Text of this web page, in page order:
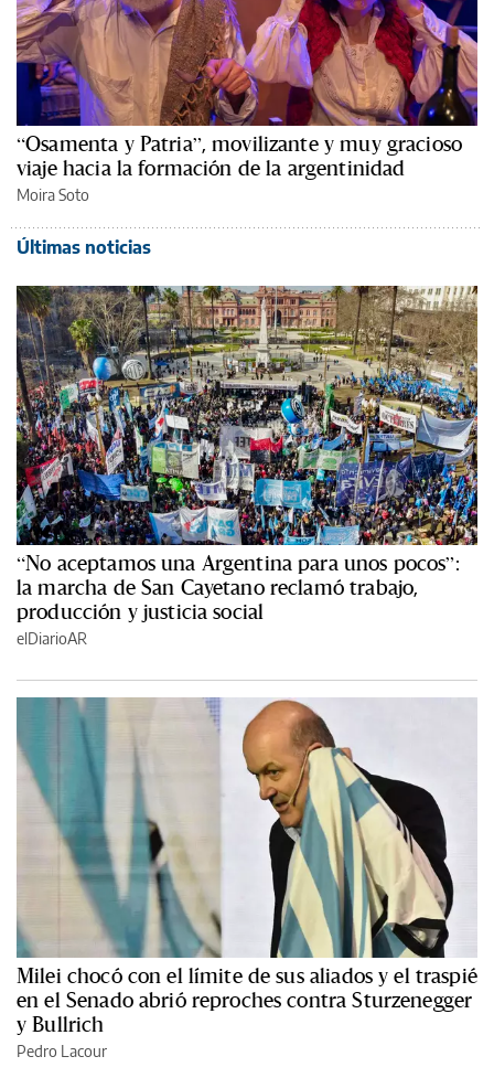
“Osamenta y Patria”, movilizante y muy gracioso
viaje hacia la formación de la argentinidad
Moira Soto
Últimas noticias
“No aceptamos una Argentina para unos pocos”:
la marcha de San Cayetano reclamó trabajo,
producción y justicia social
elDiarioAR
Milei chocó con el límite de sus aliados y el traspié
en el Senado abrió reproches contra Sturzenegger
y Bullrich
Pedro Lacour